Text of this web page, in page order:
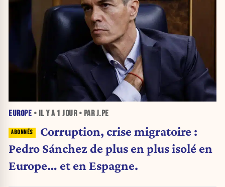
EUROPE • IL Y A 1 JOUR• PAR J.PE
Corruption, crise migratoire :
Pedro Sánchez de plus en plus isolé en
Europe… et en Espagne.